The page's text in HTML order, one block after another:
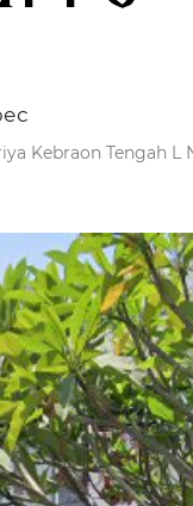
Kebraon Tengah L